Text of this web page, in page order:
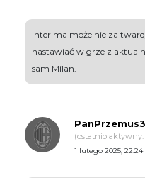
Inter ma może nie za
nastawiać w grze z
sam Milan.
(ostatnio
1 lutego 2025, 22:24